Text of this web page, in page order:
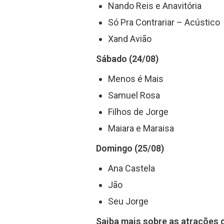
Nando Reis e Anavitória
Só Pra Contrariar – Acústico
Xand Avião
Sábado (24/08)
Menos é Mais
Samuel Rosa
Filhos de Jorge
Maiara e Maraisa
Domingo (25/08)
Ana Castela
Jão
Seu Jorge
Saiba mais sobre as atrações